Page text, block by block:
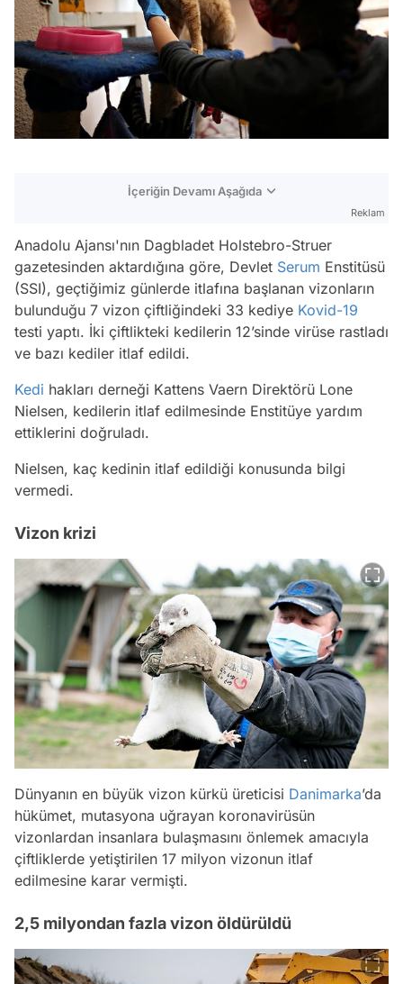
İçeriğin Devamı Aşağıda
Reklam
Anadolu Ajansı'nın Dagbladet Holstebro-Struer
gazetesinden aktardığına göre, Devlet Serum Enstitüsü
(SSI), geçtiğimiz günlerde itlafına başlanan vizonların
bulunduğu 7 vizon çiftliğindeki 33 kediye Kovid-19
testi yaptı. İki çiftlikteki kedilerin 12’sinde virüse rastladı
ve bazı kediler itlaf edildi.
Kedi hakları derneği Kattens Vaern Direktörü Lone
Nielsen, kedilerin itlaf edilmesinde Enstitüye yardım
ettiklerini doğruladı.
Nielsen, kaç kedinin itlaf edildiği konusunda bilgi
vermedi.
Vizon krizi
Dünyanın en büyük vizon kürkü üreticisi Danimarka’da
hükümet, mutasyona uğrayan koronavirüsün
vizonlardan insanlara bulaşmasını önlemek amacıyla
çiftliklerde yetiştirilen 17 milyon vizonun itlaf
edilmesine karar vermişti.
2,5 milyondan fazla vizon öldürüldü